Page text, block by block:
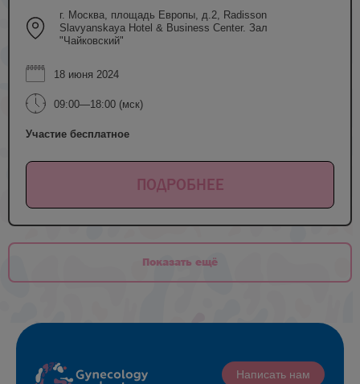
г. Москва, площадь Европы, д.2, Radisson
Slavyanskaya Hotel & Business Center. Зал
"Чайковский"
18 июня 2024
09:00—18:00 (мск)
Участие бесплатное
ПОДРОБНЕЕ
Показать ещё
Написать нам